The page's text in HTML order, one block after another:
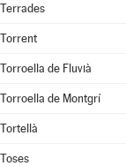
Terrades
Torrent
Torroella de Fluvià
Torroella de Montgrí
Tortellà
Toses